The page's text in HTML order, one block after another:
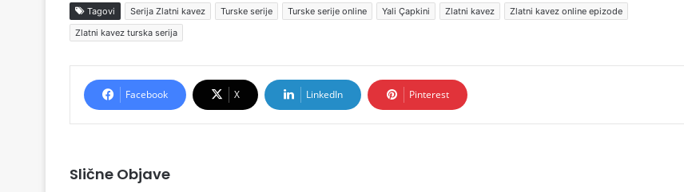
Tagovi Serija Zlatni kavez Turske serije Turske serije online Yali Çapkini Zlatni kavez
Zlatni kavez online epizode
Zlatni kavez turska serija
Facebook X LinkedIn Pinterest
Slične Objave